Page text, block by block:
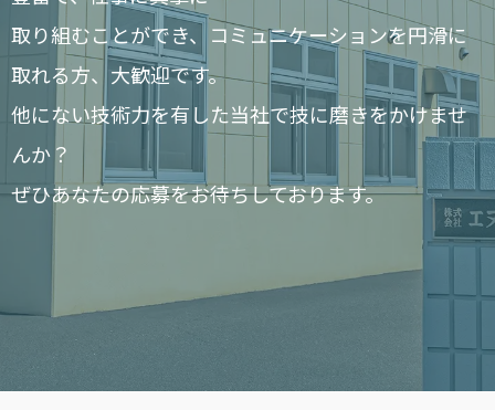
取り組むことができ、コミュニケーションを円滑に
取れる方、大歓迎です。
他にない技術力を有した当社で技に磨きをかけませ
んか？
ぜひあなたの応募をお待ちしております。